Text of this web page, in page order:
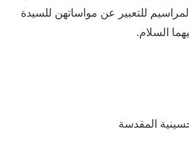
للتعبير عن مواساتهن للسيدة
السلام.
المقدسة